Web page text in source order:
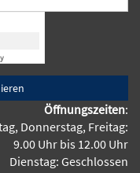
Öffnungszeiten:
Donnerstag, Freitag:
9.00 Uhr bis 12.00 Uhr
Dienstag: Geschlossen